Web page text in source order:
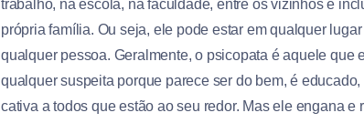
trabalho, na escola, na faculdade, entre os vizinhos e
própria família. Ou seja, ele pode estar em qualquer lugar
qualquer pessoa. Geralmente, o psicopata é aquele que
qualquer suspeita porque parece ser do bem, é
cativa a todos que estão ao seu redor. Mas ele engana e